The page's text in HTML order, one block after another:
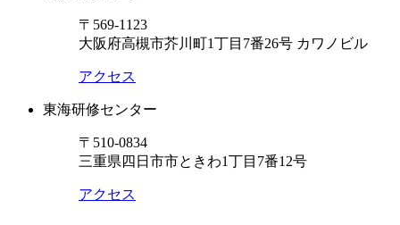
〒569-1123
大阪府高槻市芥川町1丁目7番26号 カワノビル
アクセス
東海研修センター
〒510-0834
三重県四日市市ときわ1丁目7番12号
アクセス